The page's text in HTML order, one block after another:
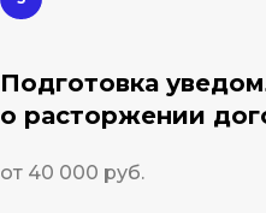
Подготовка
о расторжении
от 40 000 руб.